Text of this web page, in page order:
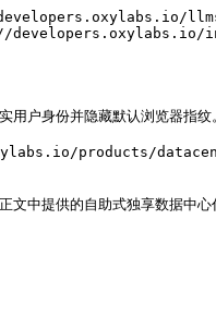
身份并隐藏默认浏览器指纹
oxylabs.io/products/
中提供的自助式独享数据中心